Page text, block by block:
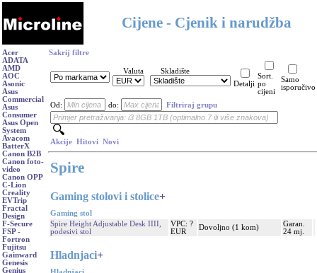
Cijene - Cjenik i narudžba
Acer
ADATA
AMD
AOC
Asonic
Asus
Commercial
Asus
Consumer
Asus Open
System
Avacom
BatterX
Canon B2B
Canon foto-
video
Canon OPP
C-Lion
Creality
EVTrip
Fractal
Design
F-Secure
FSP -
Fortron
Fujitsu
Gainward
Genesis
Genius
Sakrij filtre
Valuta
Skladište
Detalji
Sort.
po
cijeni
Samo
isporučivo
Od: do: Filtriraj grupu
Akcije Hitovi Novi
Spire
Gaming stolovi i stolice+
Gaming stol
Spire Height Adjustable Desk IIII,
podesivi stol
VPC: ?
EUR
Dovoljno (1 kom)
Garan.
24 mj.
Hladnjaci+